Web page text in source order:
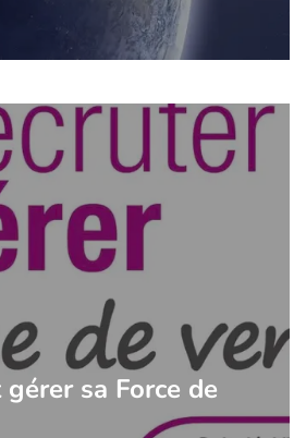
sa Force de